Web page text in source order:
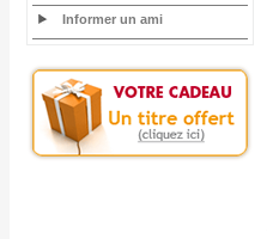
Informer un ami